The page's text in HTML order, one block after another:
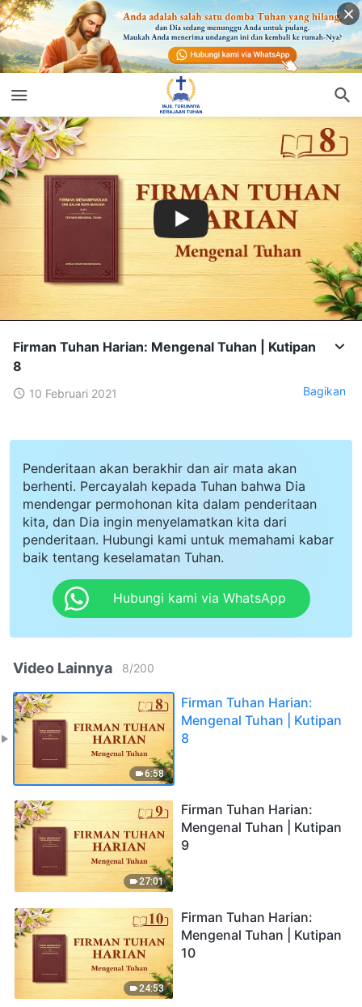
Firman Tuhan Harian: Mengenal Tuhan | Kutipan
8
10 Februari 2021 Bagikan
Penderitaan akan berakhir dan air mata akan
berhenti. Percayalah kepada Tuhan bahwa Dia
mendengar permohonan kita dalam penderitaan
kita, dan Dia ingin menyelamatkan kita dari
penderitaan. Hubungi kami untuk memahami kabar
baik tentang keselamatan Tuhan.
Hubungi kami via WhatsApp
Video Lainnya 8/200
6:58
Firman Tuhan Harian:
Mengenal Tuhan | Kutipan
8
27:01
Firman Tuhan Harian:
Mengenal Tuhan | Kutipan
9
24:53
Firman Tuhan Harian:
Mengenal Tuhan | Kutipan
10